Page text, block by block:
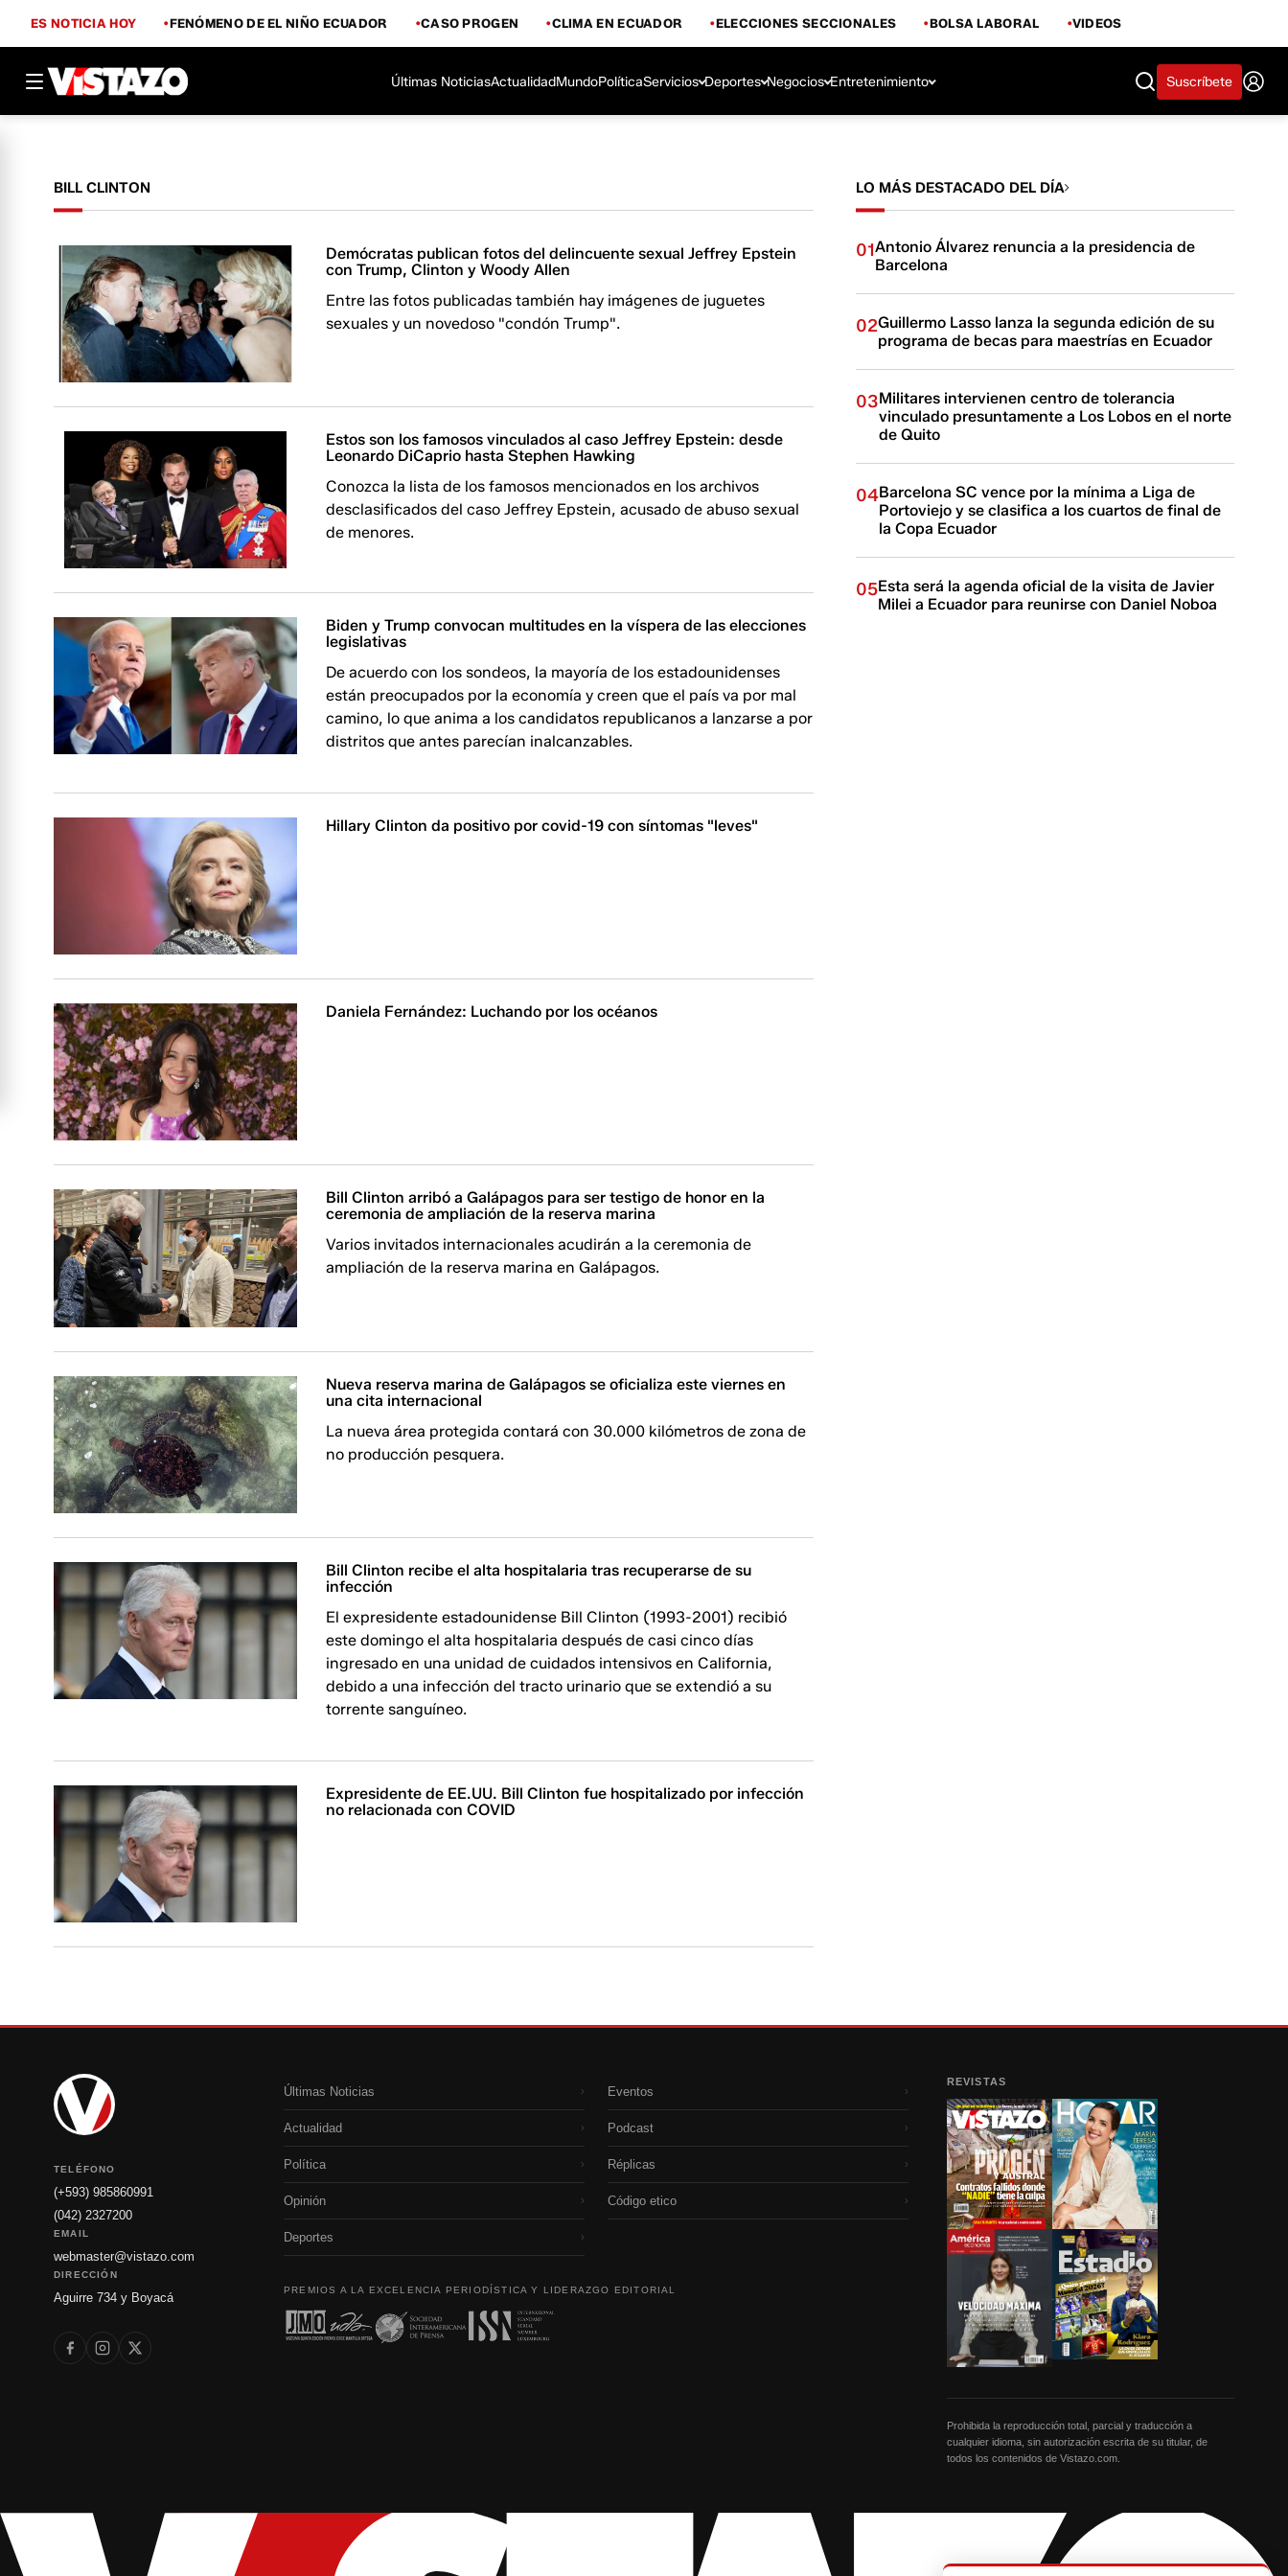
ES NOTICIA HOY FENÓMENO DE EL NIÑO ECUADOR CASO PROGEN CLIMA EN ECUADOR ELECCIONES SECCIONALES BOLSA LABORAL VIDEOS
Últimas NoticiasActualidadMundoPolíticaServicios Deportes Negocios Entretenimiento Suscríbete
BILL CLINTON
Demócratas publican fotos del delincuente sexual Jeffrey Epstein
con Trump, Clinton y Woody Allen
Entre las fotos publicadas también hay imágenes de juguetes
sexuales y un novedoso "condón Trump".
Estos son los famosos vinculados al caso Jeffrey Epstein: desde
Leonardo DiCaprio hasta Stephen Hawking
Conozca la lista de los famosos mencionados en los archivos
desclasificados del caso Jeffrey Epstein, acusado de abuso sexual
de menores.
Biden y Trump convocan multitudes en la víspera de las elecciones
legislativas
De acuerdo con los sondeos, la mayoría de los estadounidenses
están preocupados por la economía y creen que el país va por mal
camino, lo que anima a los candidatos republicanos a lanzarse a por
distritos que antes parecían inalcanzables.
Hillary Clinton da positivo por covid-19 con síntomas "leves"
Daniela Fernández: Luchando por los océanos
Bill Clinton arribó a Galápagos para ser testigo de honor en la
ceremonia de ampliación de la reserva marina
Varios invitados internacionales acudirán a la ceremonia de
ampliación de la reserva marina en Galápagos.
Nueva reserva marina de Galápagos se oficializa este viernes en
una cita internacional
La nueva área protegida contará con 30.000 kilómetros de zona de
no producción pesquera.
Bill Clinton recibe el alta hospitalaria tras recuperarse de su
infección
El expresidente estadounidense Bill Clinton (1993-2001) recibió
este domingo el alta hospitalaria después de casi cinco días
ingresado en una unidad de cuidados intensivos en California,
debido a una infección del tracto urinario que se extendió a su
torrente sanguíneo.
Expresidente de EE.UU. Bill Clinton fue hospitalizado por infección
no relacionada con COVID
LO MÁS DESTACADO DEL DÍA
01Antonio Álvarez renuncia a la presidencia de
Barcelona
02Guillermo Lasso lanza la segunda edición de su
programa de becas para maestrías en Ecuador
03Militares intervienen centro de tolerancia
vinculado presuntamente a Los Lobos en el norte
de Quito
04Barcelona SC vence por la mínima a Liga de
Portoviejo y se clasifica a los cuartos de final de
la Copa Ecuador
05Esta será la agenda oficial de la visita de Javier
Milei a Ecuador para reunirse con Daniel Noboa
TELÉFONO
(+593) 985860991
(042) 2327200
EMAIL
webmaster@vistazo.com
DIRECCIÓN
Aguirre 734 y Boyacá
Últimas Noticias ›
Actualidad ›
Política ›
Opinión ›
Deportes ›
Eventos ›
Podcast ›
Réplicas ›
Código etico ›
PREMIOS A LA EXCELENCIA PERIODÍSTICA Y LIDERAZGO EDITORIAL
REVISTAS
Prohibida la reproducción total, parcial y traducción a
cualquier idioma, sin autorización escrita de su titular, de
todos los contenidos de Vistazo.com.